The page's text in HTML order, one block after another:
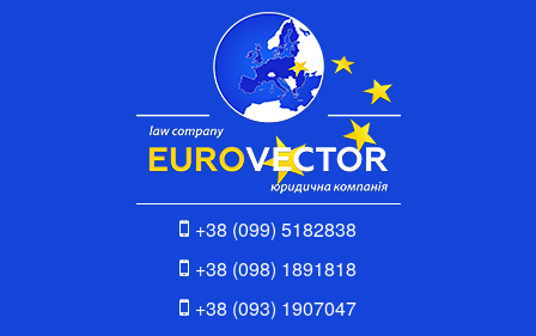
+38 (099) 5182838
+38 (098) 1891818
+38 (093) 1907047